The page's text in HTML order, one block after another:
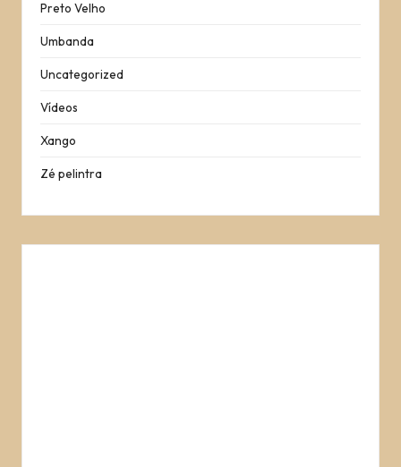
Preto Velho
Umbanda
Uncategorized
Vídeos
Xango
Zé pelintra